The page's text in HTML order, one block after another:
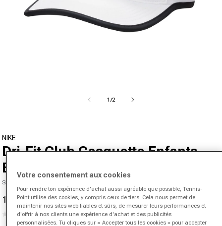
1/de
2
NIKE
Dri-Fit Club Casquette Enfants-
Blanc
SKU 00446457518000
Prix promotionnel
18,95 €
Prix normal
24,99 €-24%
Aucune
(0)
Votre consentement aux cookies
Pour rendre ton expérience d'achat aussi agréable que possible, Tennis-
Point utilise des cookies, y compris ceux de tiers. Cela nous permet de
maintenir nos sites web fiables et sûrs, de mesurer leurs performances et
d'offrir à nos clients une expérience d'achat et des publicités
personnalisées. Tu cliques sur « Accepter tous les cookies » pour accepter